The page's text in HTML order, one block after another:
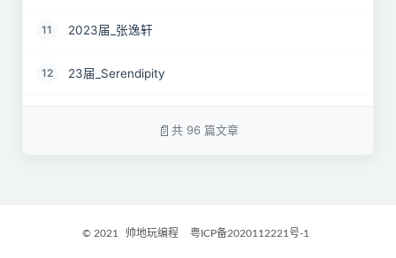
11 2023届_张逸轩
12 23届_Serendipity
共 96 篇文章
© 2021 帅地玩编程 粤ICP备2020112221号-1